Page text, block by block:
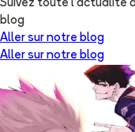
Suivez toute l'actualité
blog
Aller sur notre blog
Aller sur notre blog